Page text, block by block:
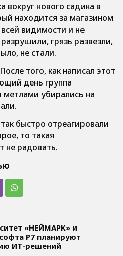
вокруг нового садика в
находится за магазином
видимости и не
грязь развезли,
не стали.
того, как написал этот
день группа
метлами убирались на
быстро отреагировали
то такая
не радовать.
«НЕЙМАРК» и
P7 планируют
ИТ-решений